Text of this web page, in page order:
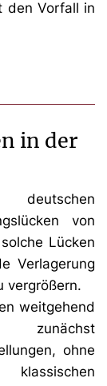
den Vorfall in
in der
von
Lücken
Verlagerung
vergrößern.
weitgehend
zunächst
ohne